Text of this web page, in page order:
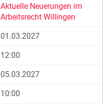
Aktuelle Neuerungen im
Arbeitsrecht Willingen
01.03.2027
12:00
05.03.2027
10:00